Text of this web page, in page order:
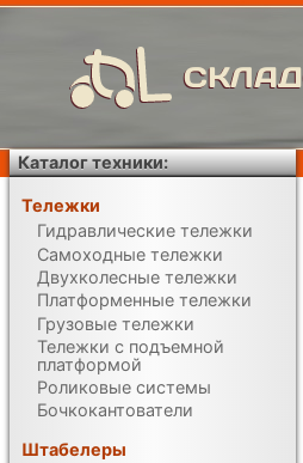
Каталог техники:
Тележки
Гидравлические тележки
Самоходные тележки
Двухколесные тележки
Платформенные тележки
Грузовые тележки
Тележки с подъемной
платформой
Роликовые системы
Бочкокантователи
Штабелеры